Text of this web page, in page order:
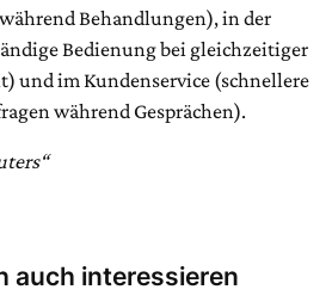
Behandlungen), in der
Bedienung bei gleichzeitiger
und im Kundenservice (schnellere
während Gesprächen).
auch interessieren